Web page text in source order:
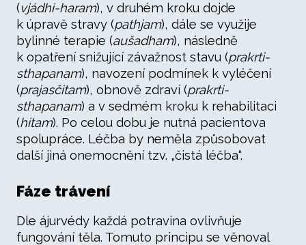
(vjádhi-haram), v druhém kroku dojde
k úpravě stravy (pathjam), dále se využije
bylinné terapie (aušadham), následně
k opatření snižující závažnost stavu (prakrti-
sthapanam), navození podmínek k vyléčení
(prajasčitam), obnově zdraví (prakrti-
sthapanam) a v sedmém kroku k rehabilitaci
(hitam). Po celou dobu je nutná pacientova
spolupráce. Léčba by neměla způsobovat
další jiná onemocnění tzv. „čistá léčba“.
Fáze trávení
Dle ájurvédy každá potravina ovlivňuje
fungování těla. Tomuto principu se věnoval